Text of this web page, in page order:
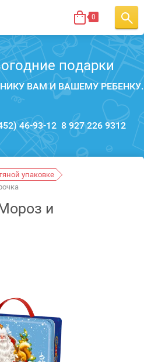
0
подарки
ВАМ И ВАШЕМУ РЕБЕНКУ.
46-93-12 8 927 226 9312
упаковке
и